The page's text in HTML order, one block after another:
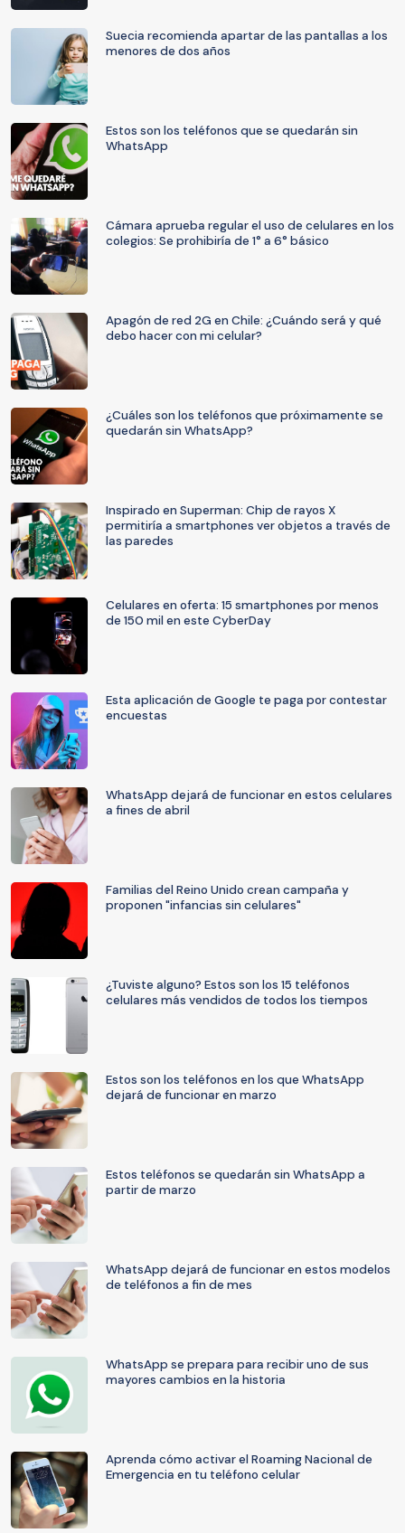
Suecia recomienda apartar de las pantallas a los
menores de dos años
Estos son los teléfonos que se quedarán sin
WhatsApp
Cámara aprueba regular el uso de celulares en los
colegios: Se prohibiría de 1° a 6° básico
Apagón de red 2G en Chile: ¿Cuándo será y qué
debo hacer con mi celular?
¿Cuáles son los teléfonos que próximamente se
quedarán sin WhatsApp?
Inspirado en Superman: Chip de rayos X
permitiría a smartphones ver objetos a través de
las paredes
Celulares en oferta: 15 smartphones por menos
de 150 mil en este CyberDay
Esta aplicación de Google te paga por contestar
encuestas
WhatsApp dejará de funcionar en estos celulares
a fines de abril
Familias del Reino Unido crean campaña y
proponen "infancias sin celulares"
¿Tuviste alguno? Estos son los 15 teléfonos
celulares más vendidos de todos los tiempos
Estos son los teléfonos en los que WhatsApp
dejará de funcionar en marzo
Estos teléfonos se quedarán sin WhatsApp a
partir de marzo
WhatsApp dejará de funcionar en estos modelos
de teléfonos a fin de mes
WhatsApp se prepara para recibir uno de sus
mayores cambios en la historia
Aprenda cómo activar el Roaming Nacional de
Emergencia en tu teléfono celular